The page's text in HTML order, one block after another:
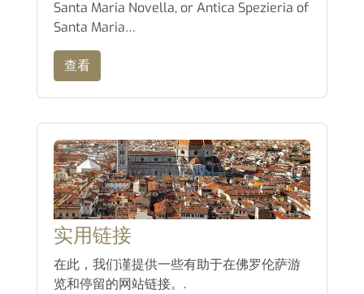
Santa Maria Novella, or Antica Spezieria of
Santa Maria…
查看
实用链接
在此，我们谨提供一些有助于在佛罗伦萨游
览和停留的网站链接。.